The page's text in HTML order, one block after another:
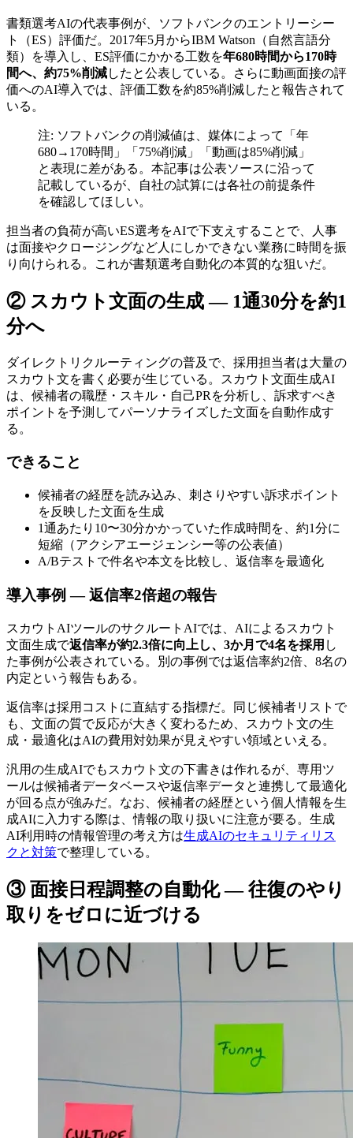
書類選考AIの代表事例が、ソフトバンクのエントリーシー
ト（ES）評価だ。2017年5月からIBM Watson（自然言語分
類）を導入し、ES評価にかかる工数を年680時間から170時
間へ、約75%削減したと公表している。さらに動画面接の評
価へのAI導入では、評価工数を約85%削減したと報告されて
いる。
注: ソフトバンクの削減値は、媒体によって「年
680→170時間」「75%削減」「動画は85%削減」
と表現に差がある。本記事は公表ソースに沿って
記載しているが、自社の試算には各社の前提条件
を確認してほしい。
担当者の負荷が高いES選考をAIで下支えすることで、人事
は面接やクロージングなど人にしかできない業務に時間を振
り向けられる。これが書類選考自動化の本質的な狙いだ。
② スカウト文面の生成 — 1通30分を約1
分へ
ダイレクトリクルーティングの普及で、採用担当者は大量の
スカウト文を書く必要が生じている。スカウト文面生成AI
は、候補者の職歴・スキル・自己PRを分析し、訴求すべき
ポイントを予測してパーソナライズした文面を自動作成す
る。
できること
候補者の経歴を読み込み、刺さりやすい訴求ポイント
を反映した文面を生成
1通あたり10〜30分かかっていた作成時間を、約1分に
短縮（アクシアエージェンシー等の公表値）
A/Bテストで件名や本文を比較し、返信率を最適化
導入事例 — 返信率2倍超の報告
スカウトAIツールのサクルートAIでは、AIによるスカウト
文面生成で返信率が約2.3倍に向上し、3か月で4名を採用 し
た事例が公表されている。別の事例では返信率約2倍、8名の
内定という報告もある。
返信率は採用コストに直結する指標だ。同じ候補者リストで
も、文面の質で反応が大きく変わるため、スカウト文の生
成・最適化はAIの費用対効果が見えやすい領域といえる。
汎用の生成AIでもスカウト文の下書きは作れるが、専用ツ
ールは候補者データベースや返信率データと連携して最適化
が回る点が強みだ。なお、候補者の経歴という個人情報を生
成AIに入力する際は、情報の取り扱いに注意が要る。生成
AI利用時の情報管理の考え方は生成AIのセキュリティリス
クと対策で整理している。
③ 面接日程調整の自動化 — 往復のやり
取りをゼロに近づける